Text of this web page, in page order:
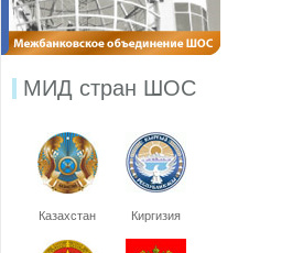
МИД стран ШОС
Казахстан Киргизия